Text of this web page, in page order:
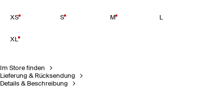
XS S M L
XL
Im Store finden
Lieferung & Rücksendung
Details & Beschreibung